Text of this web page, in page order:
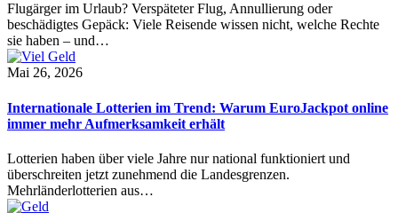
Flugärger im Urlaub? Verspäteter Flug, Annullierung oder
beschädigtes Gepäck: Viele Reisende wissen nicht, welche Rechte
sie haben – und…
Mai 26, 2026
Internationale Lotterien im Trend: Warum EuroJackpot online
immer mehr Aufmerksamkeit erhält
Lotterien haben über viele Jahre nur national funktioniert und
überschreiten jetzt zunehmend die Landesgrenzen.
Mehrländerlotterien aus…